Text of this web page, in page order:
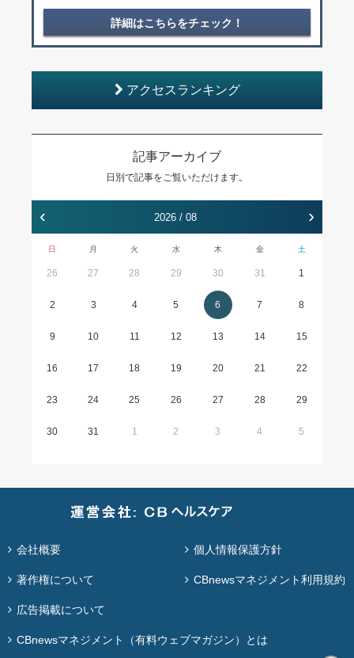
詳細はこちらをチェック！
アクセスランキング
記事アーカイブ
日別で記事をご覧いただけます。
‹ 2026 / 08 ›
日 月 火 水 木 金 土
26 27 28 29 30 31 1
2 3 4 5 6 7 8
9 10 11 12 13 14 15
16 17 18 19 20 21 22
23 24 25 26 27 28 29
30 31 1 2 3 4 5
会社概要 個人情報保護方針
著作権について CBnewsマネジメント利用規約
広告掲載について
CBnewsマネジメント（有料ウェブマガジン）とは